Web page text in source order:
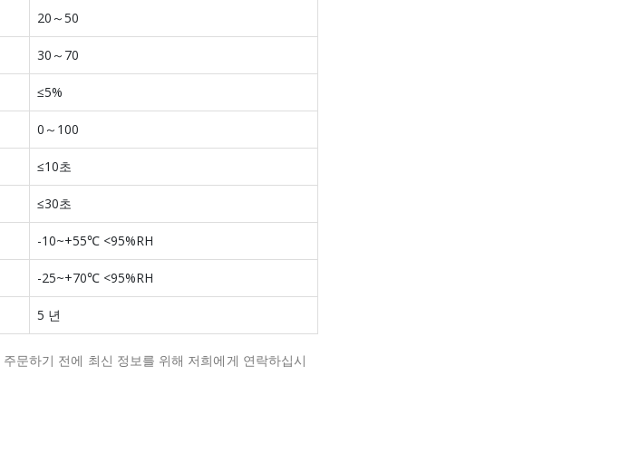
20～50
30～70
≤5%
0～100
≤10초
≤30초
-10~+55℃ <95%RH
-25~+70℃ <95%RH
5 년
주문하기 전에 최신 정보를 위해 저희에게 연락하십시